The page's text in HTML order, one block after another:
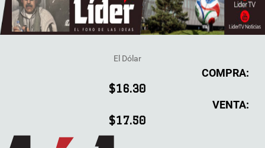
El Dólar
COMPRA:
$16.30
VENTA:
$17.50